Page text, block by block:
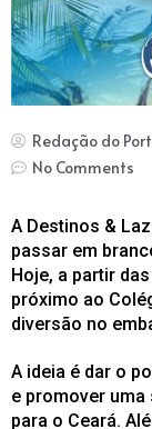
Redação do
No Comments
A Destinos &
passar em
Hoje, a partir
próximo ao
diversão no
A ideia é dar o
e promover uma
para o Ceará.